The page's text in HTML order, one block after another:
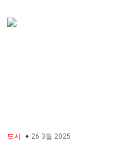
도시 26 3월 2025